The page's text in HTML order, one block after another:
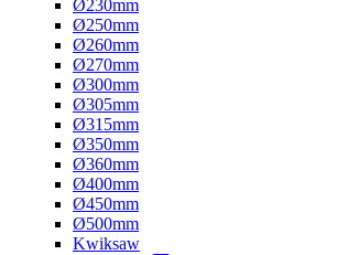
Ø230mm
Ø250mm
Ø260mm
Ø270mm
Ø300mm
Ø305mm
Ø315mm
Ø350mm
Ø360mm
Ø400mm
Ø450mm
Ø500mm
Kwiksaw